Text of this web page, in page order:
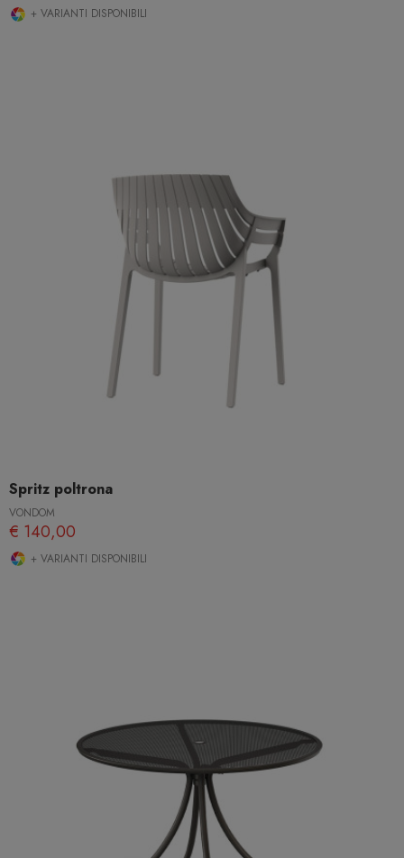
+ VARIANTI DISPONIBILI
Spritz poltrona
VONDOM
€ 140,00
+ VARIANTI DISPONIBILI